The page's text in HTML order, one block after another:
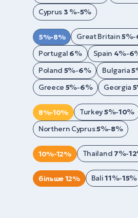
Cyprus 3 %-5%
5%-8% Great Britain5%-
Portugal 6% Spain 4%-6
Poland 5%-6% Bulgaria5
Greece 5%-6% Georgia 5
8%-10% Turkey5%-10%
Northern Cyprus5%-8%
10%-12% Thailand 7%-12
більше 12% Bali11%-15%